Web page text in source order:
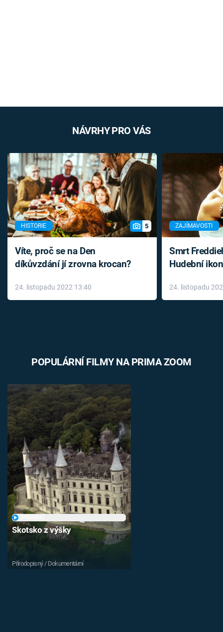
NÁVRHY PRO VÁS
HISTORIE 5
Víte, proč se na Den
díkůvzdání jí zrovna krocan?
24. listopadu 2022 13:40
ZAJÍMAVOSTI
Smrt
Hudební
léky
24. listopadu
POPULÁRNÍ FILMY NA PRIMA ZOOM
Skotsko z výšky
Přírodopisný / Dokumentární